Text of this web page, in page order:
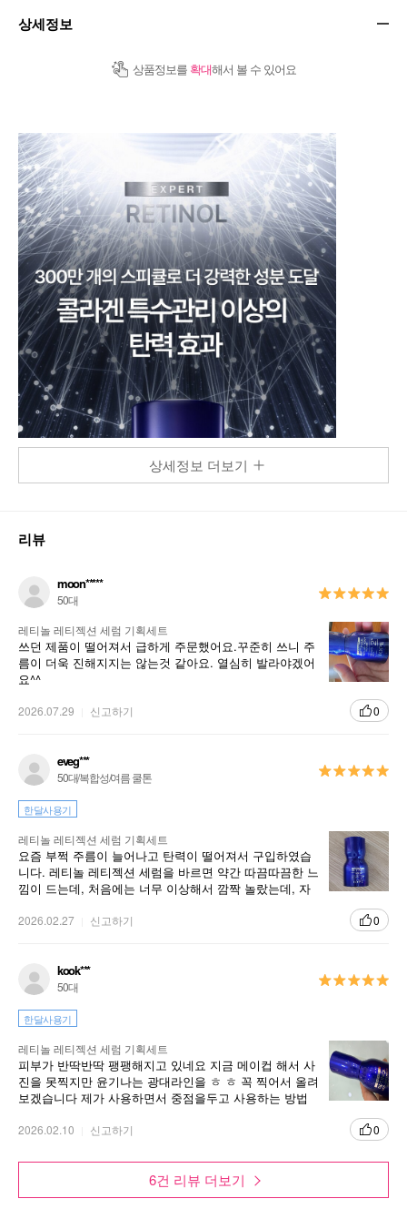
상세정보
상품정보를 확대해서 볼 수 있어요
상세정보 더보기
리뷰
moon*****
50대
레티놀 레티젝션 세럼 기획세트
쓰던 제품이 떨어져서 급하게 주문했어요.꾸준히 쓰니 주
름이 더욱 진해지지는 않는것 같아요. 열심히 발라야겠어
요^^
2026.07.29 신고하기 0
eveg***
50대/복합성/여름 쿨톤
한달사용기
레티놀 레티젝션 세럼 기획세트
요즘 부쩍 주름이 늘어나고 탄력이 떨어져서 구입하였습
니다. 레티놀 레티젝션 세럼을 바르면 약간 따끔따끔한 느
낌이 드는데, 처음에는 너무 이상해서 깜짝 놀랐는데, 자
을 바르고 자고 나면, 피부가 훨씬 탄력이 있어 보이고, 환
2026.02.27 신고하기 0
kook***
50대
한달사용기
레티놀 레티젝션 세럼 기획세트
피부가 반딱반딱 팽팽해지고 있네요 지금 메이컵 해서 사
진을 못찍지만 윤기나는 광대라인을 ㅎ ㅎ 꼭 찍어서 올려
보겠습니다 제가 사용하면서 중점을두고 사용하는 방법
력을 살려주는것처럼 당길때가 있는데 피부속 수분과 보
볼수 없는거 같아 촉촉한 보습을 하고 사용합니다 그래야
피부 장벽도 무너지지않고 효과를 제대로 보는것 같네요
2026.02.10 신고하기 0
6건 리뷰 더보기